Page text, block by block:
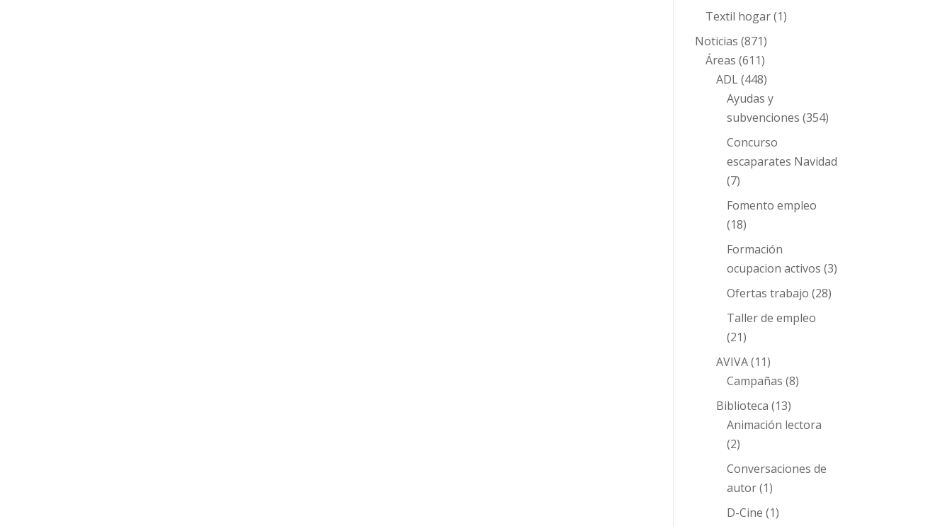
Textil hogar(1)
Noticias (871)
Áreas (611)
ADL(448)
Ayudas y
subvenciones (354)
Concurso
escaparates Navidad
(7)
Fomento empleo
(18)
Formación
ocupacion activos (3)
Ofertas trabajo (28)
Taller de empleo
(21)
AVIVA(11)
Campañas (8)
Biblioteca (13)
Animación lectora
(2)
Conversaciones de
autor(1)
D-Cine (1)